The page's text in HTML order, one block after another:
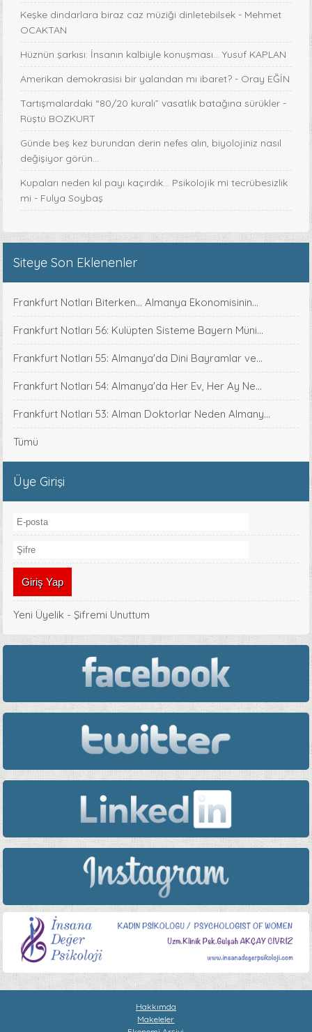
Keşke dindarlara biraz caz müziği dinletebilsek - Mehmet
OCAKTAN
Hüznün şarkısı: İnsanın kalbiyle konuşması... Yusuf KAPLAN
Amerikan demokrasisi bir yalandan mı ibaret? - Oray EĞİN
Tartışmalardaki “80/20 kuralı” vasatlık batağına sürükler -
Rüştü BOZKURT
Günde beş kez burundan derin nefes alın, biyolojiniz nasıl
değişiyor görün...
Kupaları neden kıl payı kaçırdık… Psikolojik mi tecrübesizlik
mi - Fulya Soybaş
Siteye Son Eklenenler
Frankfurt Notları Biterken... Almanya Ekonomisinin...
Frankfurt Notları 56: Kulüpten Sisteme Bayern Müni...
Frankfurt Notları 55: Almanya'da Dini Bayramlar ve...
Frankfurt Notları 54: Almanya'da Her Ev, Her Ay Ne...
Frankfurt Notları 53: Alman Doktorlar Neden Almany...
Tümü
Üye Girişi
Yeni Üyelik -Şifremi Unuttum
Hakkımda
Makeleler